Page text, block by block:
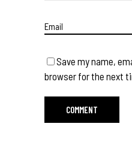
Save my name,
browser for the next